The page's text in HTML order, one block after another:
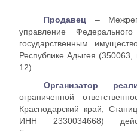
Продавец –
управление
государственным
Республике Адыгея (350063,
12).
Организатор
ограниченной
Краснодарский край,
ИНН 2330034668)